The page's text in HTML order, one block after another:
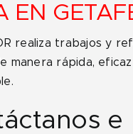
EN
realiza trabajos y
manera rápida,
e